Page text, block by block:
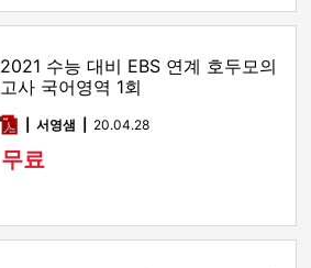
2021 수능 대비 EBS 연계 호두모의
고사 국어영역 1회
pdf서영샘 20.04.28
무료